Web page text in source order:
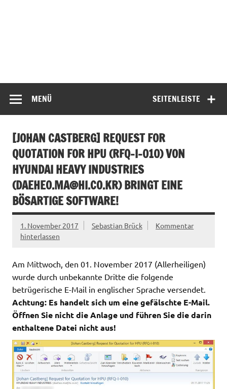
SEITENLEISTE
MENÜ
[JOHAN CASTBERG] REQUEST FOR
QUOTATION FOR HPU (RFQ-I-010) VON
HYUNDAI HEAVY INDUSTRIES
(DAEHEO.MA@HI.CO.KR) BRINGT EINE
BÖSARTIGE SOFTWARE!
1. November 2017 Sebastian Brück
Kommentar
hinterlassen
Am Mittwoch, den 01. November 2017 (Allerheiligen)
wurde durch unbekannte Dritte die folgende
betrügerische E-Mail in englischer Sprache versendet.
Achtung: Es handelt sich um eine gefälschte E-Mail.
Öffnen Sie nicht die Anlage und führen Sie die darin
enthaltene Datei nicht aus!